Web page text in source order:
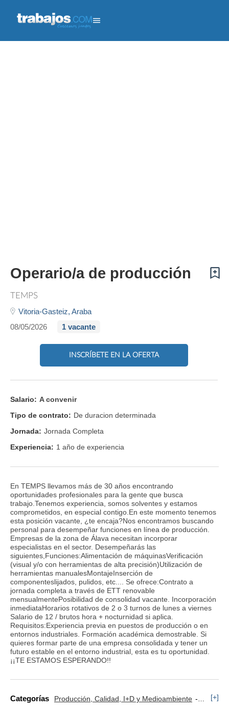
Operario/a de producción
TEMPS
Vitoria-Gasteiz, Araba
08/05/2026
1 vacante
INSCRÍBETE EN LA OFERTA
Salario: A convenir
Tipo de contrato: De duracion determinada
Jornada: Jornada Completa
Experiencia: 1 año de experiencia
En TEMPS llevamos más de 30 años encontrando
oportunidades profesionales para la gente que busca
trabajo.Tenemos experiencia, somos solventes y estamos
comprometidos, en especial contigo.En este momento tenemos
esta posición vacante, ¿te encaja?Nos encontramos buscando
personal para desempeñar funciones en línea de producción.
Empresas de la zona de Álava necesitan incorporar
especialistas en el sector. Desempeñarás las
siguientes,Funciones:Alimentación de máquinasVerificación
(visual y/o con herramientas de alta precisión)Utilización de
herramientas manualesMontajeInserción de
componenteslijados, pulidos, etc.... Se ofrece:Contrato a
jornada completa a través de ETT renovable
mensualmentePosibilidad de consolidad vacante. Incorporación
inmediataHorarios rotativos de 2 o 3 turnos de lunes a viernes
Salario de 12 / brutos hora + nocturnidad si aplica.
Requisitos:Experiencia previa en puestos de producción o en
entornos industriales. Formación académica demostrable. Si
quieres formar parte de una empresa consolidada y tener un
futuro estable en el entorno industrial, esta es tu oportunidad.
¡¡TE ESTAMOS ESPERANDO!!
Categorías Producción, Calidad, I+D y Medioambiente [+]